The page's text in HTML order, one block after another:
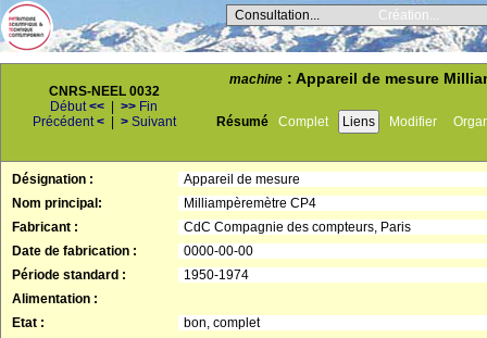
Consultation... Création...
CNRS-NEEL 0032
Début<< >> Fin
Précédent< > Suivant
machine : Appareil de mesure
Résumé Complet Liens Modifier
Désignation :
Appareil de mesure
Nom principal:
Milliampèremètre CP4
Fabricant :
CdC Compagnie des compteurs, Paris
Date de fabrication :
0000-00-00
Période standard :
1950-1974
Alimentation :
Etat :
bon, complet